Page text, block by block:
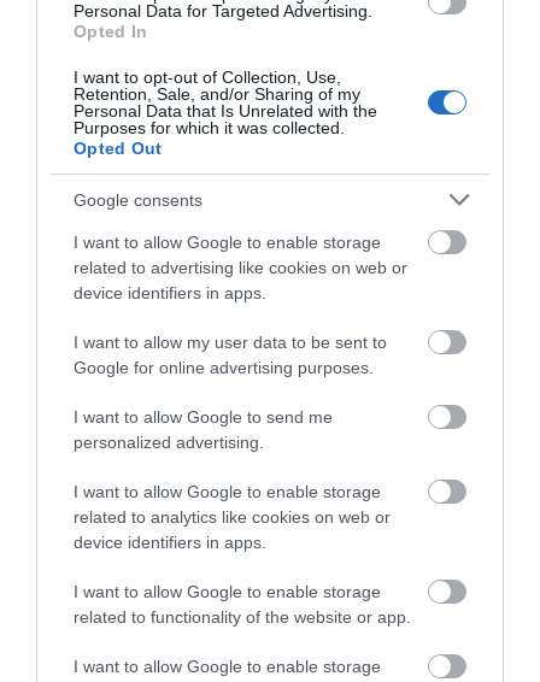
Personal Data for Targeted Advertising.
Opted In
I want to opt-out of Collection, Use,
Retention, Sale, and/or Sharing of my
Personal Data that Is Unrelated with the
Purposes for which it was collected.
Opted Out
Google consents
I want to allow Google to enable storage
related to advertising like cookies on web or
device identifiers in apps.
I want to allow my user data to be sent to
Google for online advertising purposes.
I want to allow Google to send me
personalized advertising.
I want to allow Google to enable storage
related to analytics like cookies on web or
device identifiers in apps.
I want to allow Google to enable storage
related to functionality of the website or app.
I want to allow Google to enable storage
09.08.2026 | 08:00
Φωτιά στην Εύβοια σε ξερά χόρτα
09.08.2026 | 00:10
Ρίγη συγκίνησης στην Εύβοια! Η
Ιερά Μονή Οσίου Δαυΐδ έλαμψε
στη μεγάλη πανήγυρη της
Μεταμορφώσεως
Φάνης Σπανός: 500.000 € για την
ενεργειακή αναβάθμιση του 4ου
08.08.2026 | 20:40
Εύβοια: Τέλος στις παράνομες
χωματερές – Έρχονται πρόστιμα
χωρίς εξαιρέσεις
Εύβοια: Η μαύρη επέτειος της
χρονικό της τραγωδίας
ΠΕΡΙΣΣΟΤΕΡΑ ΑΠΟ ΕΙΔΗΣΕΙΣ ΕΥΒΟΙΑ
Νότια Εύβοια: Μεγάλο
Καιρός: Καύσωνας και